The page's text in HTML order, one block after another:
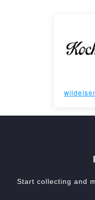
Start collecting and